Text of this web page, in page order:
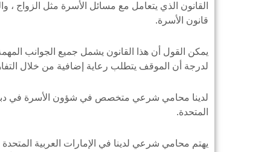
القانون الذي يتعامل مع مسائل الأسرة مثل الزواج ،
قانون الأسرة.
يمكن القول أن هذا القانون يشمل جميع الجوانب
لدرجة أن الموقف يتطلب رعاية إضافية من خلال
لدينا محامي شرعي متخصص في شؤون الأسرة في دبي
المتحدة.
يهتم محامي شرعي لدينا في الإمارات العربية المتحدة